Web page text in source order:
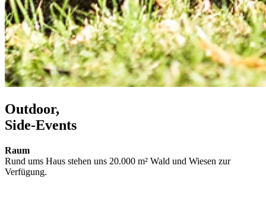
Outdoor,
Side-Events
Raum
Rund ums Haus stehen uns 20.000 m² Wald und Wiesen zur
Verfügung.